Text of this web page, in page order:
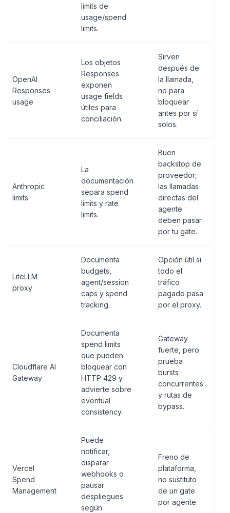
limits de
usage/spend
limits.
OpenAI
Responses
usage
Los objetos
Responses
exponen
usage fields
útiles para
conciliación.
Sirven
después de
la llamada,
no para
bloquear
antes por sí
solos.
Anthropic
limits
La
documentación
separa spend
limits y rate
limits.
Buen
backstop de
proveedor;
las llamadas
directas del
agente
deben pasar
por tu gate.
LiteLLM
proxy
Documenta
budgets,
agent/session
caps y spend
tracking.
Opción útil si
todo el
tráfico
pagado pasa
por el proxy.
Cloudflare AI
Gateway
Documenta
spend limits
que pueden
bloquear con
HTTP 429 y
advierte sobre
eventual
consistency.
Gateway
fuerte, pero
prueba
bursts
concurrentes
y rutas de
bypass.
Vercel
Spend
Management
Puede
notificar,
disparar
webhooks o
pausar
despliegues
según
Freno de
plataforma,
no sustituto
de un gate
por agente.